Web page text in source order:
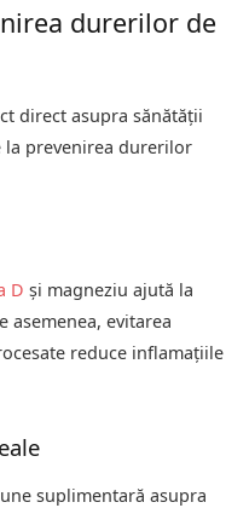
durerilor de
direct asupra sănătății
la prevenirea durerilor
D și magneziu ajută la
asemenea, evitarea
reduce inflamațiile
suplimentară asupra